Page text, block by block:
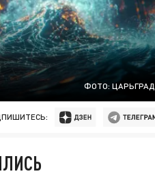
ФОТО: ЦАРЬГРАД